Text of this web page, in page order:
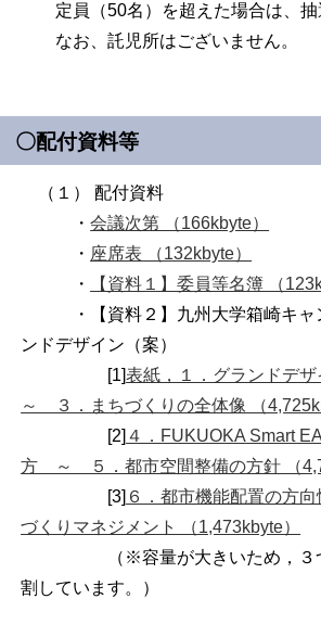
定員（50名）を超えた場合は、抽
なお、託児所はございません。
〇配付資料等
（１） 配付資料
・会議次第 （166kbyte）
・ 座席表 （132kbyte）
・
【資料１】委員等名簿 （
・【資料２】九州大学箱崎キャ
ンドデザイン（案）
[1]表紙，１．グランドデ
～ ３．まちづくりの全体像 （
[2] ４．FUKUOKA Smart
方 ～ ５．都市空間整備の方針 （
[3] ６．都市機能配置の方
づくりマネジメント （1,473kbyte）
（※容量が大きいため，３つ
割しています。）